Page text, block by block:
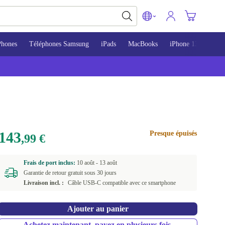
Téléphones Samsung iPads MacBooks iPhone 13
143,99 € Presque épuisés
Frais de port inclus: 10 août - 13 août
Garantie de retour gratuit sous 30 jours
Livraison incl. :
Câble USB-C compatible avec ce smartphone
Ajouter au panier